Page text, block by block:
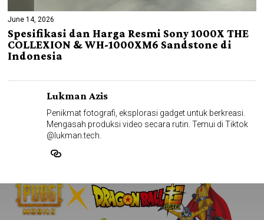
June 14, 2026
Spesifikasi dan Harga Resmi Sony 1000X THE
COLLEXION & WH-1000XM6 Sandstone di
Indonesia
Lukman Azis
Penikmat fotografi, eksplorasi gadget untuk berkreasi.
Mengasah produksi video secara rutin. Temui di Tiktok
@lukman.tech.